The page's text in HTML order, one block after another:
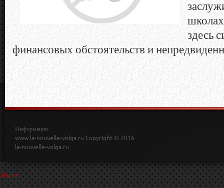
школах
здесь
финансовых обстоятельств и
Информация
www.la-nouvelle-volga.ru Copyright © 2016
la-nouvelle-volga.ru
Карта